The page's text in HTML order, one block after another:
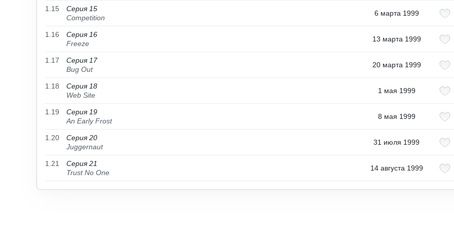
1.15
Серия 15
Competition
6 марта 1999
1.16
Серия 16
Freeze
13 марта 1999
1.17
Серия 17
Bug Out
20 марта 1999
1.18
Серия 18
Web Site
1 мая 1999
1.19
Серия 19
An Early Frost
8 мая 1999
1.20
Серия 20
Juggernaut
31 июля 1999
1.21
Серия 21
Trust No One
14 августа 1999